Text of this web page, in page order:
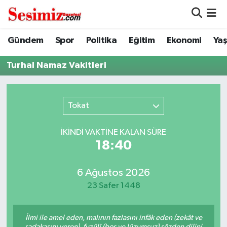
Gündem Spor Politika Eğitim Ekonomi
Turhal Namaz Vakitleri
Tokat
İKINDI VAKTİNE KALAN SÜRE
18:40
6 Ağustos 2026
23 Safer 1448
İlmi ile amel eden, malının fazlasını infâk eden (zekât ve
Dünya
Eğitim
Sağlık
Nöbetçi Eczaneler
Hava Durumu
Trafik Durumu
Süper Lig Puan Durumu ve Fikstür
Tüm Manşetler
Haber Arşivi